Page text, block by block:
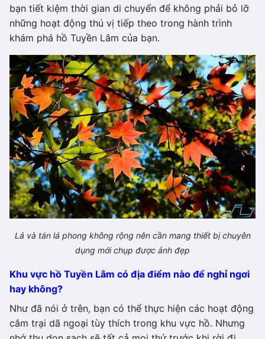
bạn tiết kiệm thời gian di chuyển để không phải bỏ lỡ
những hoạt động thú vị tiếp theo trong hành trình
khám phá hồ Tuyền Lâm của bạn.
Lá và tán lá phong không rộng nên cần mang thiết bị chuyên
dụng mới chụp được ảnh đẹp
Khu vực hồ Tuyền Lâm có địa điểm nào để nghỉ ngơi
hay không?
Như đã nói ở trên, bạn có thể thực hiện các hoạt động
cắm trại dã ngoại tùy thích trong khu vực hồ. Nhưng